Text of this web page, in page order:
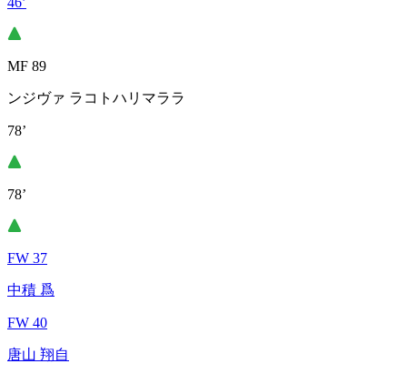
MF 89
ンジヴァ ラコトハリマララ
78’
78’
FW 37
中積 爲
FW 40
唐山 翔自